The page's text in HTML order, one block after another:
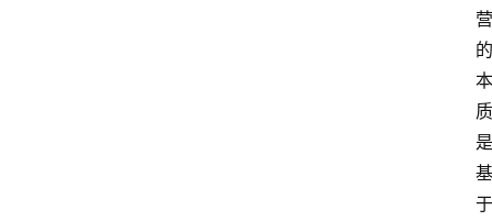
营
的
本
质
是
基
于